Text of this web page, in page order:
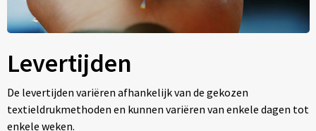
Levertijden
De levertijden variëren afhankelijk van de gekozen
textieldrukmethoden en kunnen variëren van enkele dagen tot
enkele weken.